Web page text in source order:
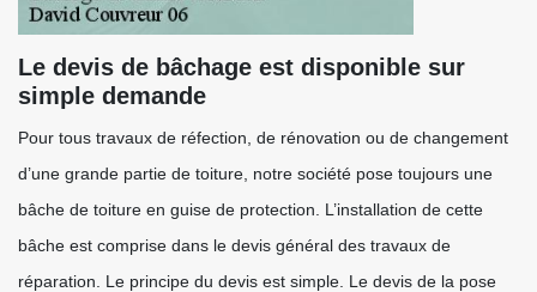
Le devis de bâchage est disponible sur
simple demande
Pour tous travaux de réfection, de rénovation ou de changement
d’une grande partie de toiture, notre société pose toujours une
bâche de toiture en guise de protection. L’installation de cette
bâche est comprise dans le devis général des travaux de
réparation. Le principe du devis est simple. Le devis de la pose